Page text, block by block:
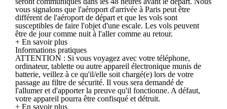
vous signalons que l'aéroport d'arrivée à Paris peut être
différent de l'aéroport de départ et que les vols sont
susceptibles de faire l'objet d'une escale. Les vols peuvent
être de jour comme nuit à l'aller comme au retour.
+ En savoir plus
Informations pratiques
ATTENTION : Si vous voyagez avec votre téléphone,
ordinateur, tablette ou autre appareil électronique munis de
batterie, veillez à ce qu'il/elle soit chargé(e) lors de votre
passage au filtre de sécurité. Il vous sera demandé de
l'allumer et d'apporter la preuve qu'il fonctionne. A défaut,
votre appareil pourra être confisqué et détruit.
+ En savoir plus